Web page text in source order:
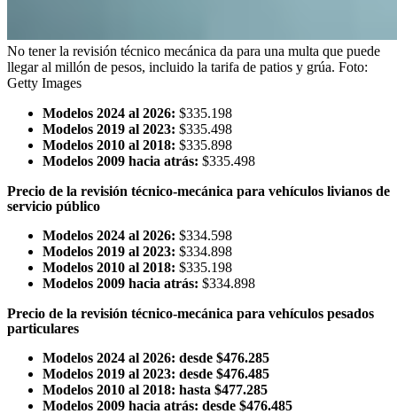
No tener la revisión técnico mecánica da para una multa que puede
llegar al millón de pesos, incluido la tarifa de patios y grúa. Foto:
Getty Images
Modelos 2024 al 2026: $335.198
Modelos 2019 al 2023: $335.498
Modelos 2010 al 2018: $335.898
Modelos 2009 hacia atrás: $335.498
Precio de la revisión técnico-mecánica para vehículos livianos de
servicio público
Modelos 2024 al 2026: $334.598
Modelos 2019 al 2023: $334.898
Modelos 2010 al 2018: $335.198
Modelos 2009 hacia atrás: $334.898
Precio de la revisión técnico-mecánica para vehículos pesados
particulares
Modelos 2024 al 2026: desde $476.285
Modelos 2019 al 2023: desde $476.485
Modelos 2010 al 2018: hasta $477.285
Modelos 2009 hacia atrás: desde $476.485